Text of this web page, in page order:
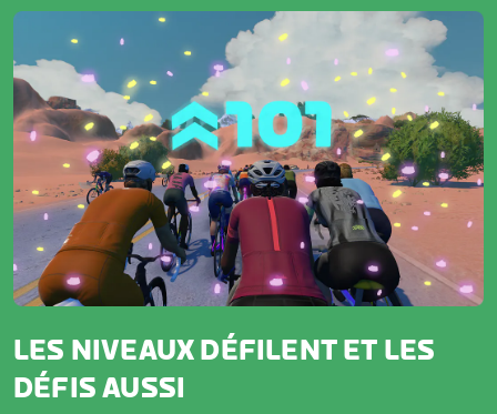
LES NIVEAUX DÉFILENT ET LES
DÉFIS AUSSI